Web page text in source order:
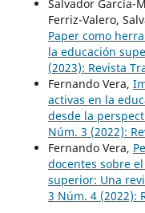
Salvador García-
Ferriz-Valero,
Paper como
la educación
(2023): Revista
Fernando Vera,
activas en la
desde la
Núm. 3 (2022):
Fernando Vera,
docentes sobre
superior: Una
3 Núm. 4 (2022):